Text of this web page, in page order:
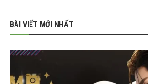
BÀI VIẾT MỚI NHẤT